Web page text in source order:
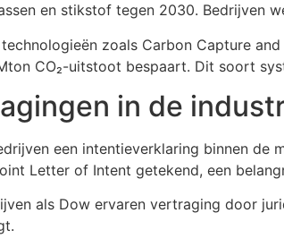
en stikstof tegen 2030. Bedrijven
zoals Carbon Capture
CO₂-uitstoot bespaart. Dit soort
in de
een intentieverklaring binnen de
Letter of Intent getekend, een
als Dow ervaren vertraging door